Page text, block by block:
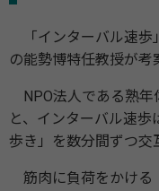
「インターバル速歩
の能勢博特任教授が考
NPO法人である熟年
と、インターバル速
歩き」を数分間ずつ交
筋肉に負荷をかける